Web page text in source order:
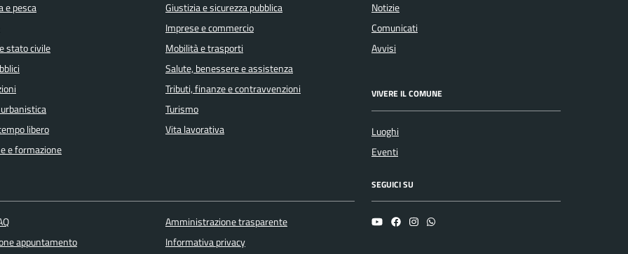
e pesca
stato civile
libero
e formazione
Giustizia e sicurezza pubblica
Imprese e commercio
Mobilità e trasporti
Salute, benessere e assistenza
Tributi, finanze e contravvenzioni
Turismo
Vita lavorativa
Notizie
Comunicati
Avvisi
VIVERE IL COMUNE
Luoghi
Eventi
appuntamento
Amministrazione trasparente
Informativa privacy
SEGUICI SU
YouTubeFacebookInstagramWhatsapp